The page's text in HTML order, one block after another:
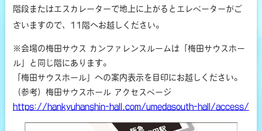
階段またはエスカレーターで地上に上がるとエレベーターがご
ざいますので、11階へお越しください。
※会場の梅田サウス カンファレンスルームは「梅田サウスホー
ル」と同じ階にあります。
「梅田サウスホール」への案内表示を目印にお越しください。
（参考）梅田サウスホール アクセスページ
https://hankyuhanshin-hall.com/umedasouth-hall/access/